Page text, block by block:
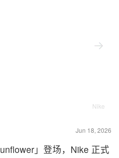
Nike
Jun 18, 2026
」登场，Nike 正式